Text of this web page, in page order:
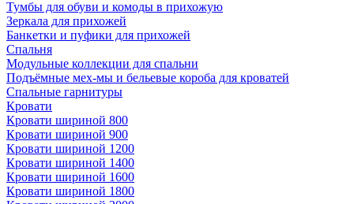
Тумбы для обуви и комоды в прихожую
Зеркала для прихожей
Банкетки и пуфики для прихожей
Спальня
Модульные коллекции для спальни
Подъёмные мех-мы и бельевые короба для кроватей
Спальные гарнитуры
Кровати
Кровати шириной 800
Кровати шириной 900
Кровати шириной 1200
Кровати шириной 1400
Кровати шириной 1600
Кровати шириной 1800